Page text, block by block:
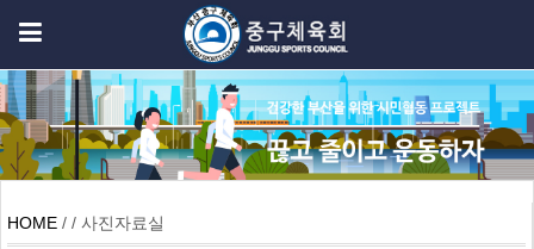
HOME / / 사진자료실